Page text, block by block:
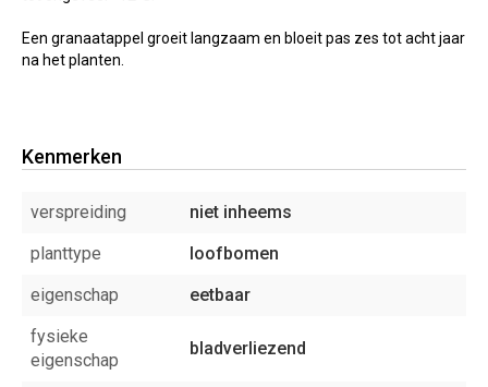
Een granaatappel groeit langzaam en bloeit pas zes tot acht jaar
na het planten.
Kenmerken
verspreiding
niet inheems
planttype
loofbomen
eigenschap
eetbaar
fysieke
eigenschap
bladverliezend